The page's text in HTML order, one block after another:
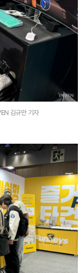
김규만 기자